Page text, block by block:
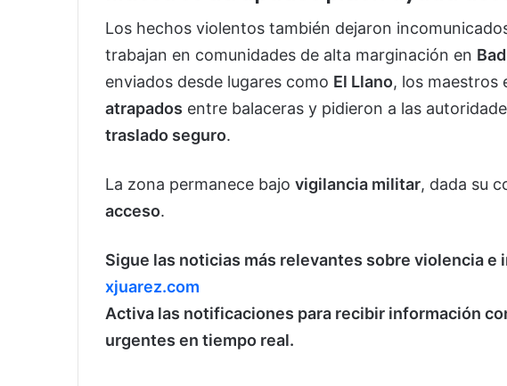
Los hechos violentos también dejaron
trabajan en comunidades de alta marginación en
enviados desde lugares como El Llano, los maestros
atrapados entre balaceras y pidieron a las
traslado seguro.
La zona permanece bajo vigilancia militar, dada su
acceso.
Sigue las noticias más relevantes sobre violencia e
xjuarez.com
Activa las notificaciones para recibir información
urgentes en tiempo real.